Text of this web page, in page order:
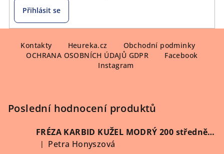
Přihlásit se
Kontakty Heureka.cz
Obchodní podminky
OCHRANA OSOBNÍCH ÚDAJŮ GDPR
Facebook
Instagram
Poslední hodnocení produktů
FRÉZA KARBID KUŽEL MODRÝ 200 středně hrubý (Vybrat průměr)
Hodnocení produktu je 5 z 5 hvězdiček.
|
Petra Honyszová